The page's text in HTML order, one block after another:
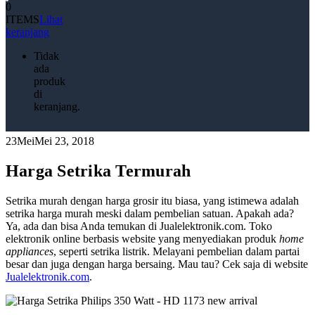
0
ITEMSLihat
keranjang
Tidak
ada
produk
di
keranjang.
23MeiMei 23, 2018
Harga Setrika Termurah
Setrika murah dengan harga grosir itu biasa, yang istimewa adalah
setrika harga murah meski dalam pembelian satuan. Apakah ada?
Ya, ada dan bisa Anda temukan di Jualelektronik.com. Toko
elektronik online berbasis website yang menyediakan produk home
appliances, seperti setrika listrik. Melayani pembelian dalam partai
besar dan juga dengan harga bersaing. Mau tau? Cek saja di website
Jualelektronik.com.